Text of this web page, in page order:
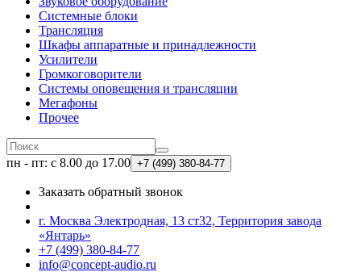
Системные блоки
Трансляция
Шкафы аппаратные и принадлежности
Усилители
Громкоговорители
Системы оповещения и трансляции
Мегафоны
Прочее
пн - пт: с 8.00 до 17.00 +7 (499) 380-84-77
Заказать обратный звонок
г. Москва Электродная, 13 ст32, Территория завода
«Янтарь»
+7 (499) 380-84-77
info@concept-audio.ru